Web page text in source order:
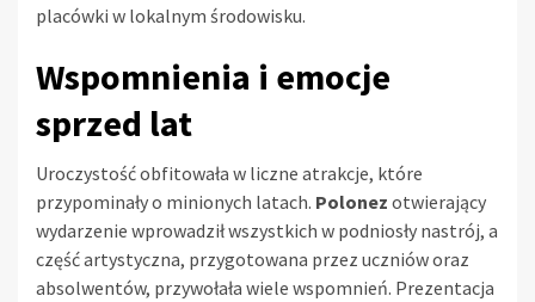
placówki w lokalnym środowisku.
Wspomnienia i emocje
sprzed lat
Uroczystość obfitowała w liczne atrakcje, które
przypominały o minionych latach. Polonez otwierający
wydarzenie wprowadził wszystkich w podniosły nastrój, a
część artystyczna, przygotowana przez uczniów oraz
absolwentów, przywołała wiele wspomnień. Prezentacja